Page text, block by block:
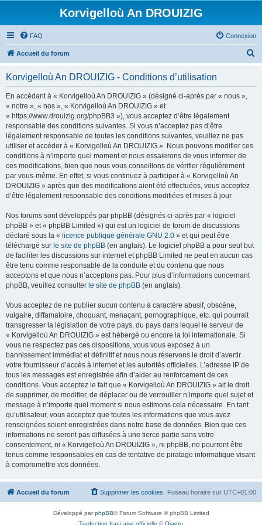
Korvigelloù An DROUIZIG
FAQ Connexion
Accueil du forum
Korvigelloù An DROUIZIG - Conditions d’utilisation
En accédant à « Korvigelloù An DROUIZIG » (désigné ci-après par « nous »,
« notre », « nos », « Korvigelloù An DROUIZIG » et
« https://www.drouizig.org/phpBB3 »), vous acceptez d’être légalement
responsable des conditions suivantes. Si vous n’acceptez pas d’être
légalement responsable de toutes les conditions suivantes, veuillez ne pas
utiliser et accéder à « Korvigelloù An DROUIZIG ». Nous pouvons modifier ces
conditions à n’importe quel moment et nous essaierons de vous informer de
ces modifications, bien que nous vous conseillons de vérifier régulièrement
par vous-même. En effet, si vous continuez à participer à « Korvigelloù An
DROUIZIG » après que des modifications aient été effectuées, vous acceptez
d’être légalement responsable des conditions modifiées et mises à jour.
Nos forums sont développés par phpBB (désignés ci-après par « logiciel
phpBB » et « phpBB Limited ») qui est un logiciel de forum de discussions
déclaré sous la « licence publique générale GNU 2.0 » et qui peut être
téléchargé sur le site de phpBB (en anglais). Le logiciel phpBB a pour seul but
de faciliter les discussions sur internet et phpBB Limited ne peut en aucun cas
être tenu comme responsable de la conduite et du contenu que nous
acceptons et que nous n’acceptons pas. Pour plus d’informations concernant
phpBB, veuillez consulter le site de phpBB (en anglais).
Vous acceptez de ne publier aucun contenu à caractère abusif, obscène,
vulgaire, diffamatoire, choquant, menaçant, pornographique, etc. qui pourrait
transgresser la législation de votre pays, du pays dans lequel le serveur de
« Korvigelloù An DROUIZIG » est hébergé ou encore la loi internationale. Si
vous ne respectez pas ces dispositions, vous vous exposez à un
bannissement immédiat et définitif et nous nous réservons le droit d’avertir
votre fournisseur d’accès à internet et les autorités officielles. L’adresse IP de
tous les messages est enregistrée afin d’aider au renforcement de ces
conditions. Vous acceptez le fait que « Korvigelloù An DROUIZIG » ait le droit
de supprimer, de modifier, de déplacer ou de verrouiller n’importe quel sujet et
message à n’importe quel moment si nous estimons cela nécessaire. En tant
qu’utilisateur, vous acceptez que toutes les informations que vous avez
renseignées soient enregistrées dans notre base de données. Bien que ces
informations ne seront pas diffusées à une tierce partie sans votre
consentement, ni « Korvigelloù An DROUIZIG », ni phpBB, ne pourront être
tenus comme responsables en cas de tentative de piratage informatique visant
à compromettre vos données.
Accueil du forum Fuseau horaire sur UTC+01:00
Supprimer les cookies
Développé parphpBB® Forum Software © phpBB Limited
Traduction française officielle ©Qiaeru